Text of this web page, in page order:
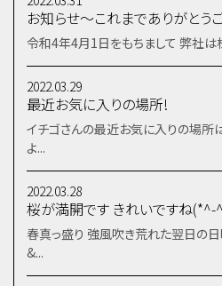
お知らせ～これまでありがとう
令和4年4月1日をもちまして 弊社
2022.03.29
最近お気に入りの場所!
イチゴさんの最近お気に入りの場所
よ...
2022.03.28
桜が満開です きれいですね(*^-
春真っ盛り 強風吹き荒れた翌日の
&...